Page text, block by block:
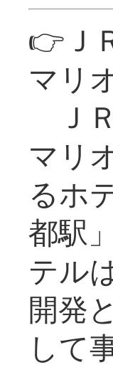
👉Ｊ
マリ
Ｊ
マリ
るホ
都駅
テル
開発
して